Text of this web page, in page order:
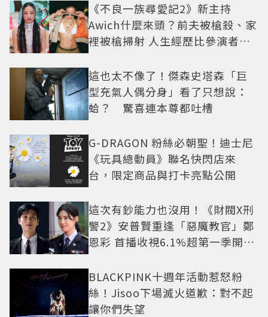
《不良一族尋愛記2》新主持
Awich什麼來頭？前夫被槍殺、家
裡被槍掃射 人生經歷比參演者還
這也太不像了！傑森史塔森「巨
型充氣人偶分身」看了只想說：
蛤？ 驚喜連本尊都吐槽
G-DRAGON 粉絲必朝聖！迪士尼
《玩具總動員》聯名快閃店來
台，限定商品與打卡亮點公開
這次有鈔能力也沒用！《財閥X刑
警2》安普賢重逢「惡魔教官」鄭
恩彩 首播收視6.1%超第一季開紅
BLACKPINK十週年活動惹怒粉
絲！Jisoo下場滅火道歉：對不起
讓你們失望